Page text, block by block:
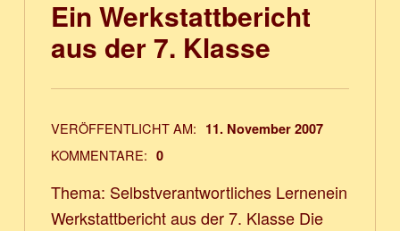
Ein Werkstattbericht
aus der 7. Klasse
VERÖFFENTLICHT AM: 11. November 2007
KOMMENTARE: 0
Thema: Selbstverantwortliches Lernenein
Werkstattbericht aus der 7. Klasse Die